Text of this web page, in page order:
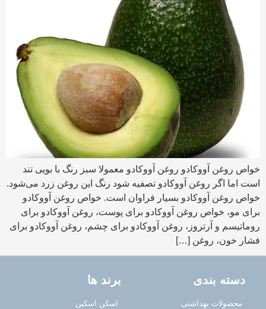
خواص روغن آووکادو روغن آووکادو معمولا سبز رنگ با بویی تند
است اما اگر روغن آووکادو تصفیه شود رنگ این روغن زرد می‌شود.
خواص روغن آووکادو بسیار فراوان است. خواص روغن آووکادو
برای مو، خواص روغن آووکادو برای پوست، روغن آووکادو برای
روماتیسم و آرتروز، روغن آووکادو برای چشم، روغن آووکادو برای
فشار خون، روغن […]
دسته بندی
محصولات بهداشتی
برند ها
اسکن اسکین